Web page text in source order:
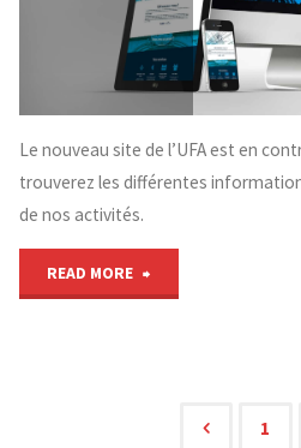
Le nouveau site de l’UFA est en
trouverez les différentes
de nos activités.
READ MORE
1